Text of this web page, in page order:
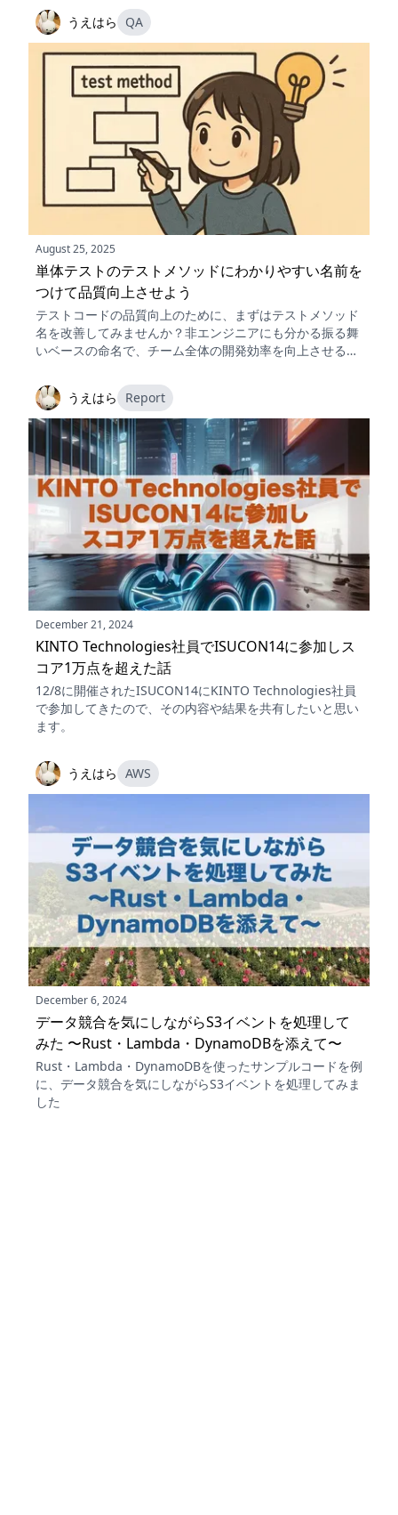
うえはら QA
August 25, 2025
単体テストのテストメソッドにわかりやすい名前を
つけて品質向上させよう
テストコードの品質向上のために、まずはテストメソッド
名を改善してみませんか？非エンジニアにも分かる振る舞
いベースの命名で、チーム全体の開発効率を向上させる方
うえはら
Report
December 21, 2024
KINTO Technologies社員でISUCON14に参加しス
コア1万点を超えた話
12/8に開催されたISUCON14にKINTO Technologies社員
で参加してきたので、その内容や結果を共有したいと思い
ます。
うえはら AWS
December 6, 2024
データ競合を気にしながらS3イベントを処理して
みた 〜Rust・Lambda・DynamoDBを添えて〜
Rust・Lambda・DynamoDBを使ったサンプルコードを例
に、データ競合を気にしながらS3イベントを処理してみま
した